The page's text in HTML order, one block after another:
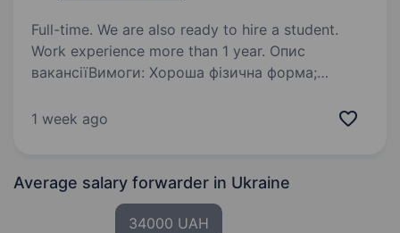
Full-time. We are also ready to hire a student.
Work experience more than 1 year. Опис
вакансіїВимоги: Хороша фізична форма;
порядність; бажання працювати водійське
1 week ago
Average salary forwarder in Ukraine
34000 UAH